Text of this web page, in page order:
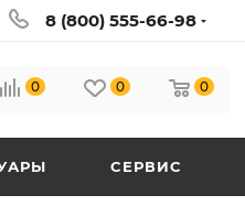
8 (800) 555-66-98
0 0 0
СЕРВИС